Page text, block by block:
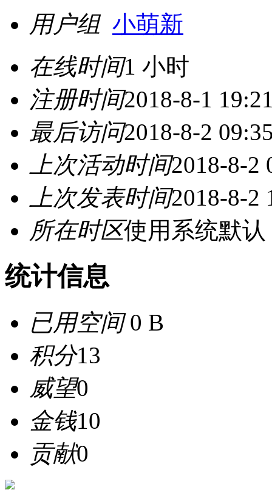
用户组 小萌新
在线时间1 小时
注册时间2018-8-1
最后访问2018-8-2
上次活动时间2018-8-2
上次发表时间2018-8-2
所在时区使用系统默认
统计信息
已用空间0 B
积分13
威望0
金钱10
贡献0